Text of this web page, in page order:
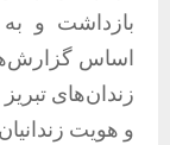
بازداشت و
اساس
زندان‌های
و هویت